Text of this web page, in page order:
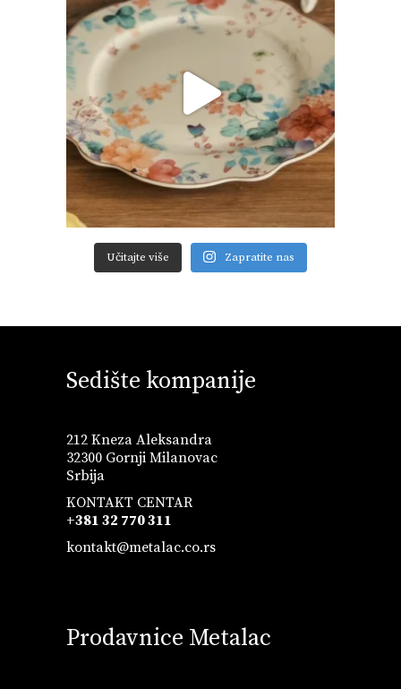
Učitajte više Zapratite nas
Sedište kompanije
212 Kneza Aleksandra
32300 Gornji Milanovac
Srbija
KONTAKT CENTAR
+381 32 770 311
kontakt@metalac.co.rs
Prodavnice Metalac